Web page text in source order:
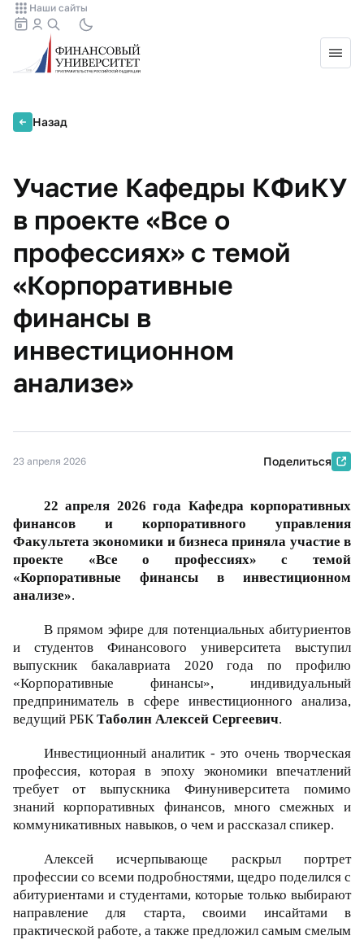
Наши сайты
Назад
Участие Кафедры КФиКУ
в проекте «Все о
профессиях» с темой
«Корпоративные
финансы в
инвестиционном
анализе»
23 апреля 2026 Поделиться
22 апреля 2026 года Кафедра корпоративных
финансов и корпоративного управления
Факультета экономики и бизнеса приняла участие в
проекте
«Все о профессиях» с темой
«Корпоративные финансы в инвестиционном
анализе»​.
В прямом эфире для потенциальных абитуриентов
и студентов Финансового университета выступил
выпускник бакалавриата 2020 года по профилю
«Корпоративные финансы», индивидуальный
предприниматель в сфере инвестиционного анализа,
ведущий РБКТаболин Алексей Сергеевич.
Инвестиционный аналитик - это очень творческая
профессия, которая в эпоху экономики впечатлений
требует от выпускника Финуниверситета помимо
знаний корпоративных финансов, много смежных и
коммуникативных навыков, о чем и рассказал спикер.
Алексей исчерпывающе раскрыл портрет
профессии со всеми подробностями, щедро поделился с
абитуриентами и студентами, которые только выбирают
направление для старта, своими инсайтами в
практической работе, а также предложил самым смелым